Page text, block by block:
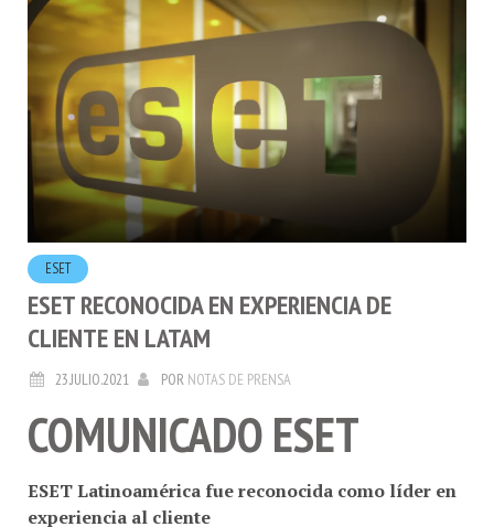
ESET
ESET RECONOCIDA EN EXPERIENCIA DE
CLIENTE EN LATAM
23.JULIO.2021 POR NOTAS DE PRENSA
COMUNICADO ESET
experiencia al cliente